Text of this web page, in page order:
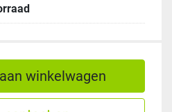
winkelwagen